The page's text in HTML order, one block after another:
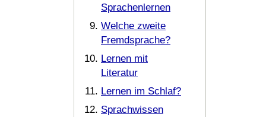
Sprachenlernen
Welche zweite
Fremdsprache?
Lernen mit
Literatur
Lernen im Schlaf?
Sprachwissen